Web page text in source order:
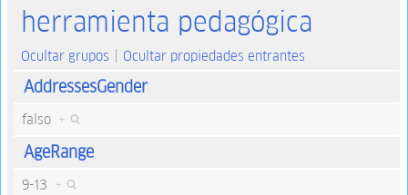
herramienta pedagógica
Ocultar grupos Ocultar propiedades entrantes
AddressesGender
falso +
AgeRange
9-13 +